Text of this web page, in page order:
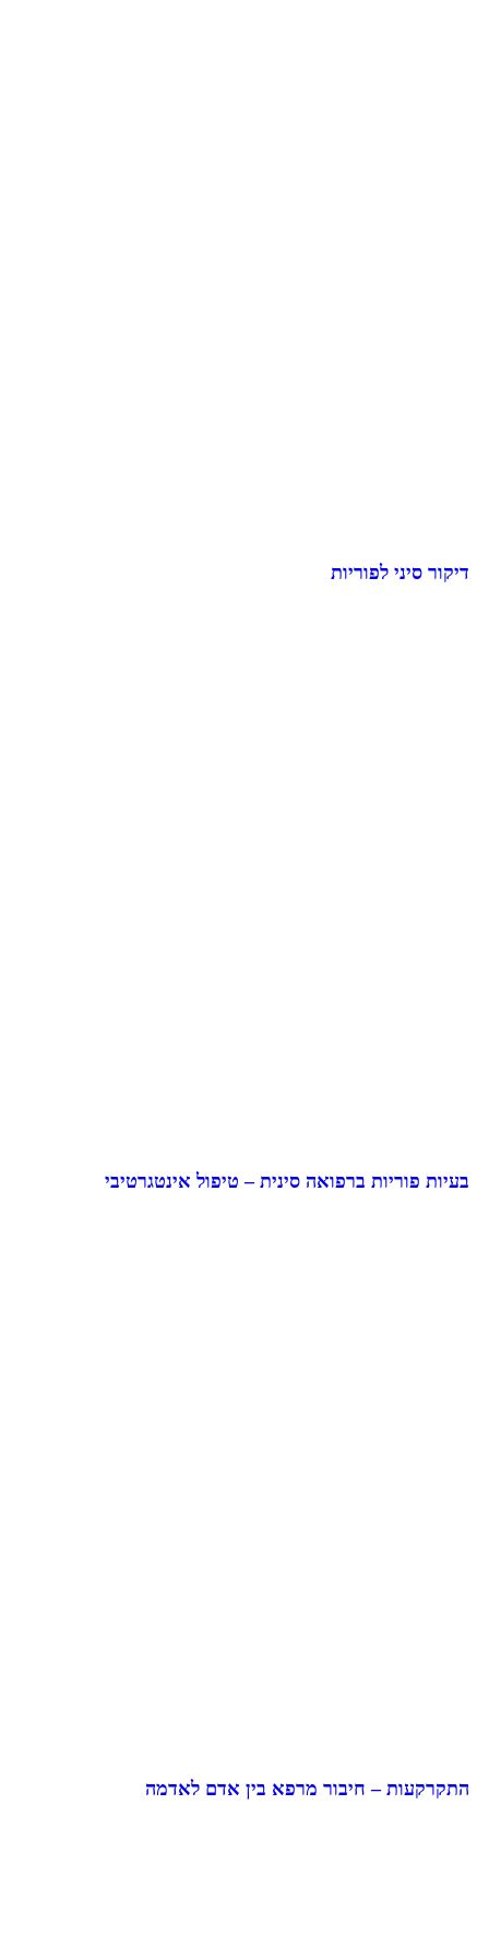
דיקור סיני לפוריות
בעיות פוריות ברפואה סינית – טיפול אינטגרטיבי
התקרקעות – חיבור מרפא בין אדם לאדמה